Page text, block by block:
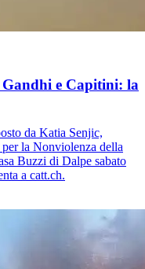
Gandhi e Capitini: la
da Katia Senjic,
la Nonviolenza della
Buzzi di Dalpe sabato
a catt.ch.